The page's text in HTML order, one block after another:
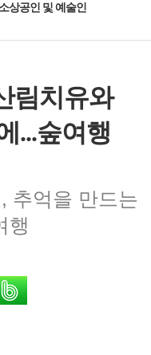
상공인 및 예술인
림치유와
...숲여행
추억을 만드는
행
공유
로 공유
자로 공유